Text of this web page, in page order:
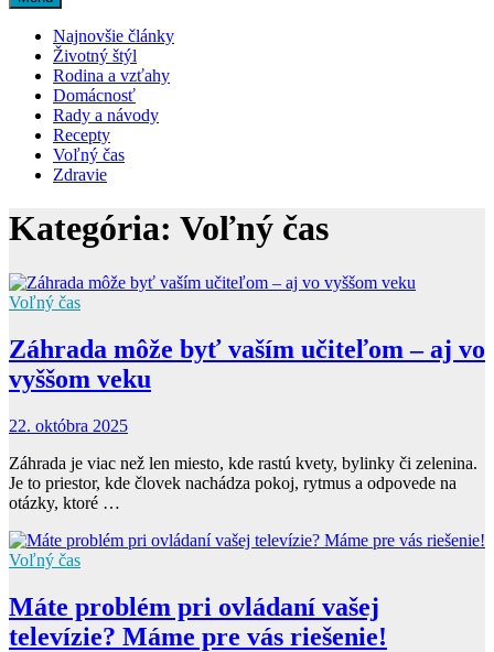
Najnovšie články
Životný štýl
Rodina a vzťahy
Domácnosť
Rady a návody
Recepty
Voľný čas
Zdravie
Kategória: Voľný čas
Voľný čas
Záhrada môže byť vaším učiteľom – aj vo
vyššom veku
22. októbra 2025
Záhrada je viac než len miesto, kde rastú kvety, bylinky či zelenina.
Je to priestor, kde človek nachádza pokoj, rytmus a odpovede na
otázky, ktoré …
Voľný čas
Máte problém pri ovládaní vašej
televízie? Máme pre vás riešenie!